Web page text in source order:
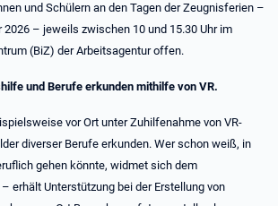
und Schülern an den Tagen der Zeugnisferien –
2026 – jeweils zwischen 10 und 15.30 Uhr im
(BiZ) der Arbeitsagentur offen.
und Berufe erkunden mithilfe von VR.
vor Ort unter Zuhilfenahme von VR-
diverser Berufe erkunden. Wer schon weiß, in
gehen könnte, widmet sich dem
erhält Unterstützung bei der Erstellung von